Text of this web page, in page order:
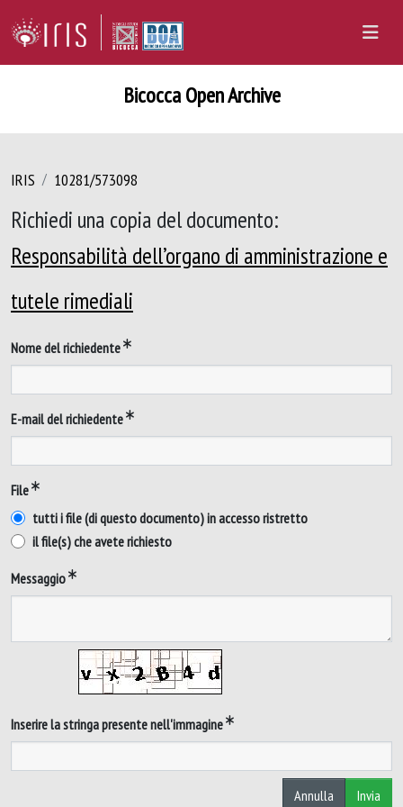
Bicocca Open Archive
IRIS 10281/573098
Richiedi una copia del documento:
Responsabilità dell’organo di amministrazione e
tutele rimediali
Nome del richiedente
E-mail del richiedente
File
tutti i file (di questo documento) in accesso ristretto
il file(s) che avete richiesto
Messaggio
Inserire la stringa presente nell'immagine
Annulla Invia